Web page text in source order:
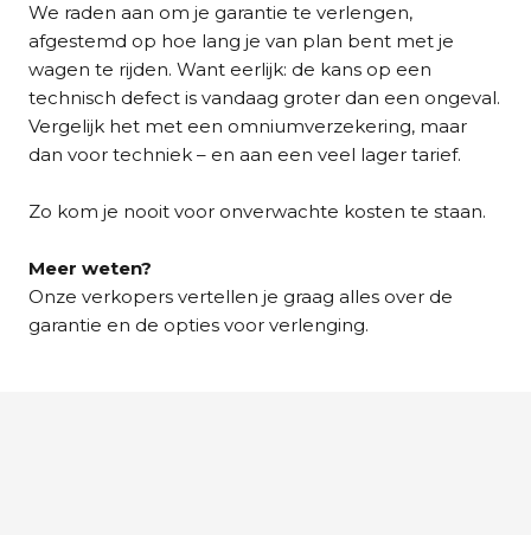
We raden aan om je garantie te verlengen,
afgestemd op hoe lang je van plan bent met je
wagen te rijden. Want eerlijk: de kans op een
technisch defect is vandaag groter dan een ongeval.
Vergelijk het met een omniumverzekering, maar
dan voor techniek – en aan een veel lager tarief.
Zo kom je nooit voor onverwachte kosten te staan.
Meer weten?
Onze verkopers vertellen je graag alles over de
garantie en de opties voor verlenging.